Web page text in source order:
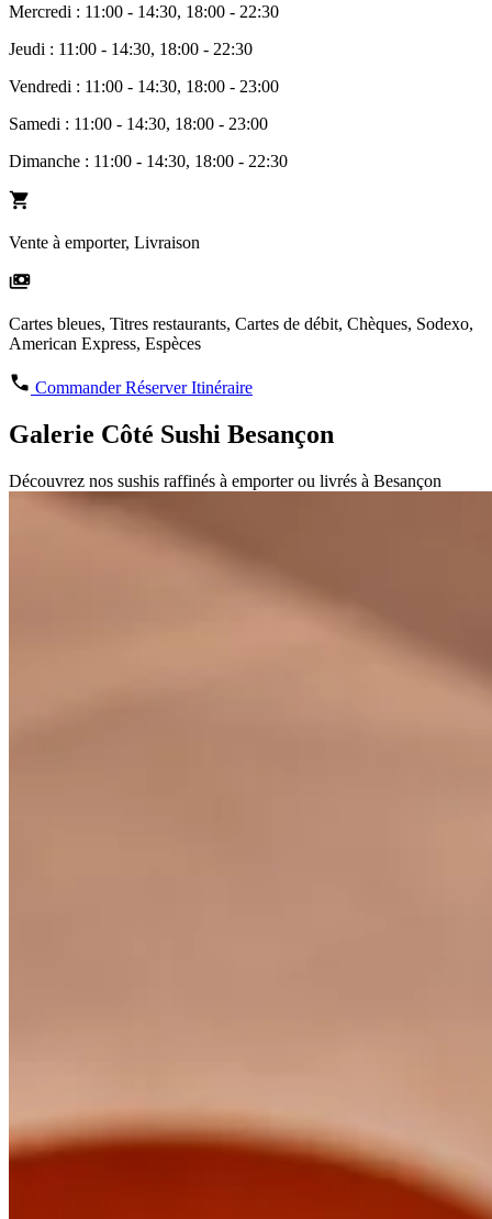
Mercredi : 11:00 - 14:30, 18:00 - 22:30
Jeudi : 11:00 - 14:30, 18:00 - 22:30
Vendredi : 11:00 - 14:30, 18:00 - 23:00
Samedi : 11:00 - 14:30, 18:00 - 23:00
Dimanche : 11:00 - 14:30, 18:00 - 22:30
Vente à emporter, Livraison
Cartes bleues, Titres restaurants, Cartes de débit, Chèques, Sodexo,
American Express, Espèces
CommanderRéserverItinéraire
Galerie Côté Sushi Besançon
Découvrez nos sushis raffinés à emporter ou livrés à Besançon